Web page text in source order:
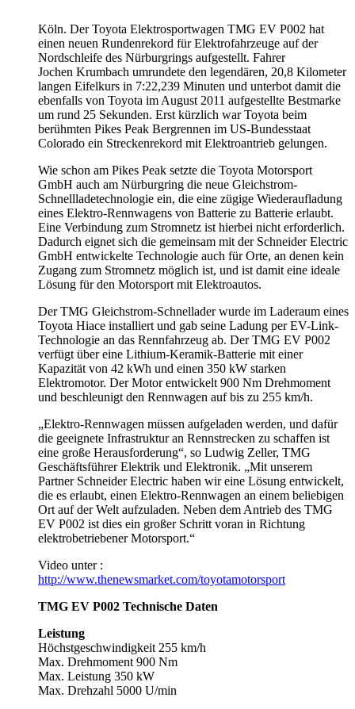
Köln. Der Toyota Elektrosportwagen TMG EV P002 hat
einen neuen Rundenrekord für Elektrofahrzeuge auf der
Nordschleife des Nürburgrings aufgestellt. Fahrer
Jochen Krumbach umrundete den legendären, 20,8 Kilometer
langen Eifelkurs in 7:22,239 Minuten und unterbot damit die
ebenfalls von Toyota im August 2011 aufgestellte Bestmarke
um rund 25 Sekunden. Erst kürzlich war Toyota beim
berühmten Pikes Peak Bergrennen im US-Bundesstaat
Colorado ein Streckenrekord mit Elektroantrieb gelungen.
Wie schon am Pikes Peak setzte die Toyota Motorsport
GmbH auch am Nürburgring die neue Gleichstrom-
Schnellladetechnologie ein, die eine zügige Wiederaufladung
eines Elektro-Rennwagens von Batterie zu Batterie erlaubt.
Eine Verbindung zum Stromnetz ist hierbei nicht erforderlich.
Dadurch eignet sich die gemeinsam mit der Schneider Electric
GmbH entwickelte Technologie auch für Orte, an denen kein
Zugang zum Stromnetz möglich ist, und ist damit eine ideale
Lösung für den Motorsport mit Elektroautos.
Der TMG Gleichstrom-Schnellader wurde im Laderaum eines
Toyota Hiace installiert und gab seine Ladung per EV-Link-
Technologie an das Rennfahrzeug ab. Der TMG EV P002
verfügt über eine Lithium-Keramik-Batterie mit einer
Kapazität von 42 kWh und einen 350 kW starken
Elektromotor. Der Motor entwickelt 900 Nm Drehmoment
und beschleunigt den Rennwagen auf bis zu 255 km/h.
„Elektro-Rennwagen müssen aufgeladen werden, und dafür
die geeignete Infrastruktur an Rennstrecken zu schaffen ist
eine große Herausforderung“, so Ludwig Zeller, TMG
Geschäftsführer Elektrik und Elektronik. „Mit unserem
Partner Schneider Electric haben wir eine Lösung entwickelt,
die es erlaubt, einen Elektro-Rennwagen an einem beliebigen
Ort auf der Welt aufzuladen. Neben dem Antrieb des TMG
EV P002 ist dies ein großer Schritt voran in Richtung
elektrobetriebener Motorsport.“
Video unter :
http://www.thenewsmarket.com/toyotamotorsport
TMG EV P002 Technische Daten
Leistung
Höchstgeschwindigkeit 255 km/h
Max. Drehmoment 900 Nm
Max. Leistung 350 kW
Max. Drehzahl 5000 U/min